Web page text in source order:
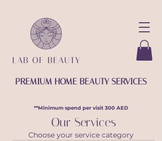
PREMIUM HOME BEAUTY SERVICES
Our Services
Choose your service category
**Minimum spend per visit 300 AED